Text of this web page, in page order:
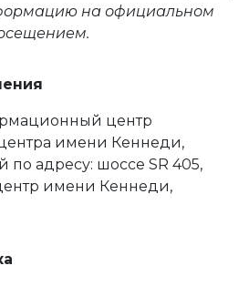
на официальном
центр
имени Кеннеди,
по адресу: шоссе SR 405,
имени Кеннеди,